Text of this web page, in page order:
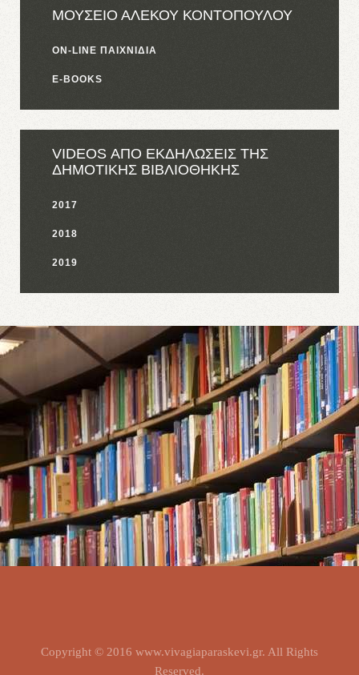
ΜΟΥΣΕΙΟ ΑΛΕΚΟΥ ΚΟΝΤΟΠΟΥΛΟΥ
ON-LINE ΠΑΙΧΝΙΔΙΑ
E-BOOKS
VIDEOS ΑΠΟ ΕΚΔΗΛΩΣΕΙΣ ΤΗΣ
ΔΗΜΟΤΙΚΗΣ ΒΙΒΛΙΟΘΗΚΗΣ
2017
2018
2019
Copyright © 2016 www.vivagiaparaskevi.gr. All Rights
Reserved.